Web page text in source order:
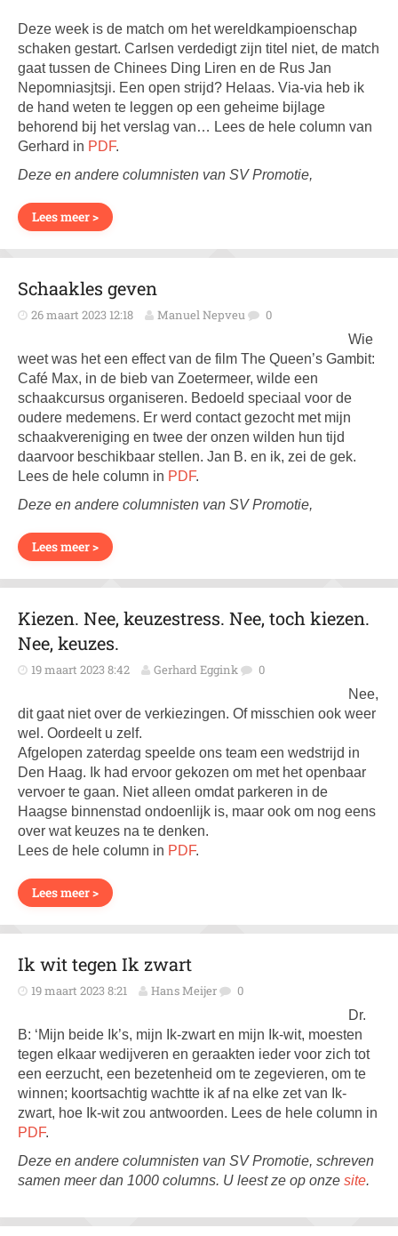
Deze week is de match om het wereldkampioenschap
schaken gestart. Carlsen verdedigt zijn titel niet, de match
gaat tussen de Chinees Ding Liren en de Rus Jan
Nepomniasjtsji. Een open strijd? Helaas. Via-via heb ik
de hand weten te leggen op een geheime bijlage
behorend bij het verslag van… Lees de hele column van
Gerhard in PDF.
Deze en andere columnisten van SV Promotie,
Lees meer >
Schaakles geven
26 maart 2023 12:18 Manuel Nepveu 0
Wie
weet was het een effect van de film The Queen’s Gambit:
Café Max, in de bieb van Zoetermeer, wilde een
schaakcursus organiseren. Bedoeld speciaal voor de
oudere medemens. Er werd contact gezocht met mijn
schaakvereniging en twee der onzen wilden hun tijd
daarvoor beschikbaar stellen. Jan B. en ik, zei de gek.
Lees de hele column in PDF.
Deze en andere columnisten van SV Promotie,
Lees meer >
Kiezen. Nee, keuzestress. Nee, toch kiezen.
Nee, keuzes.
19 maart 2023 8:42 Gerhard Eggink 0
Nee,
dit gaat niet over de verkiezingen. Of misschien ook weer
wel. Oordeelt u zelf.
Afgelopen zaterdag speelde ons team een wedstrijd in
Den Haag. Ik had ervoor gekozen om met het openbaar
vervoer te gaan. Niet alleen omdat parkeren in de
Haagse binnenstad ondoenlijk is, maar ook om nog eens
over wat keuzes na te denken.
Lees de hele column in PDF.
Lees meer >
Ik wit tegen Ik zwart
19 maart 2023 8:21 Hans Meijer 0
Dr.
B: ‘Mijn beide Ik’s, mijn Ik-zwart en mijn Ik-wit, moesten
tegen elkaar wedijveren en geraakten ieder voor zich tot
een eerzucht, een bezetenheid om te zegevieren, om te
winnen; koortsachtig wachtte ik af na elke zet van Ik-
zwart, hoe Ik-wit zou antwoorden. Lees de hele column in
PDF.
Deze en andere columnisten van SV Promotie, schreven
samen meer dan 1000 columns. U leest ze op onze site.